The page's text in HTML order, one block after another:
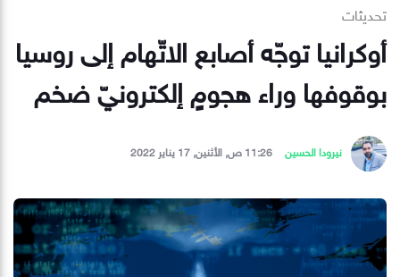
تحديثات
أوكرانيا توجّه أصابع الاتّهام إلى روسيا
بوقوفها وراء هجومٍ إلكترونيّ ضخم
نيرودا الحسين 11:26 ص, الأثنين, 17 يناير 2022